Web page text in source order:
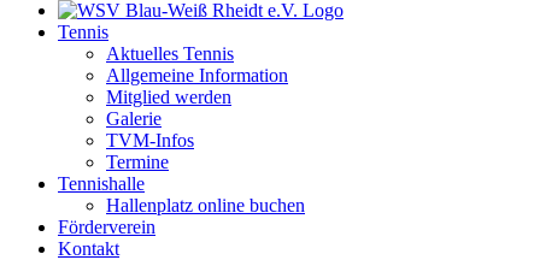
Tennis
Aktuelles Tennis
Allgemeine Information
Mitglied werden
Galerie
TVM-Infos
Termine
Tennishalle
Hallenplatz online buchen
Förderverein
Kontakt